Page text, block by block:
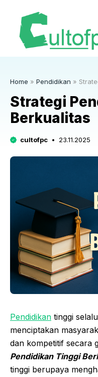
Home » Pendidikan »
Strategi
Berkualitas
cultofpc 23.11.2025
Pendidikan tinggi
menciptakan
dan kompetitif secara
Pendidikan Tinggi
tinggi berupaya